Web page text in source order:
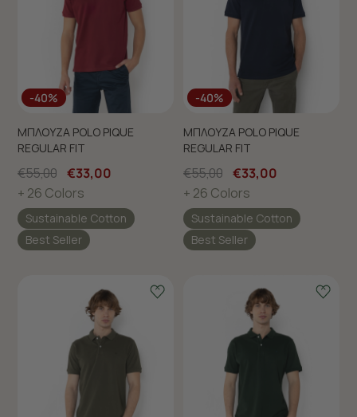
-40%
ΜΠΛΟΥΖΑ POLO PIQUE
REGULAR FIT
€55,00 €33,00
+ 26 Colors
Sustainable Cotton
Best Seller
-40%
ΜΠΛΟΥΖΑ POLO PIQUE
REGULAR FIT
€55,00 €33,00
+ 26 Colors
Sustainable Cotton
Best Seller